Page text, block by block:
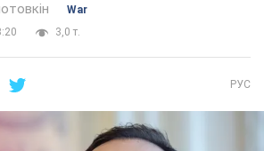
War
3,0 т.
РУС